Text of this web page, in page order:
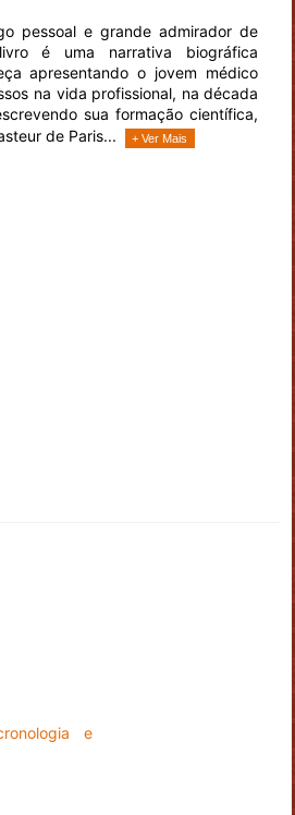
pessoal e grande admirador de
é uma narrativa biográfica
apresentando o jovem médico
na vida profissional, na década
sua formação científica,
de Paris...
+ Ver Mais
e